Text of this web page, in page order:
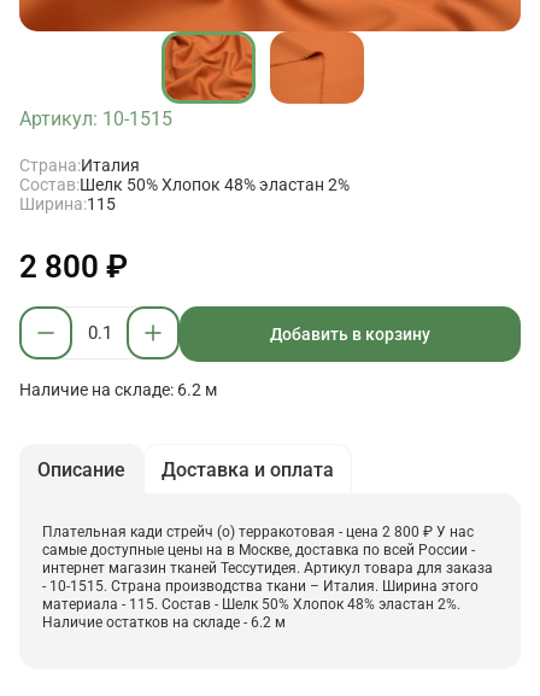
Артикул: 10-1515
Страна:Италия
Состав:Шелк 50% Хлопок 48% эластан 2%
Ширина:115
2 800 ₽
Добавить в корзину
Наличие на складе: 6.2 м
Описание Доставка и оплата
Плательная кади стрейч (о) терракотовая - цена 2 800 ₽ У нас
самые доступные цены на в Москве, доставка по всей России -
интернет магазин тканей Тессутидея. Артикул товара для заказа
- 10-1515. Страна производства ткани – Италия. Ширина этого
материала - 115. Состав - Шелк 50% Хлопок 48% эластан 2%.
Наличие остатков на складе - 6.2 м